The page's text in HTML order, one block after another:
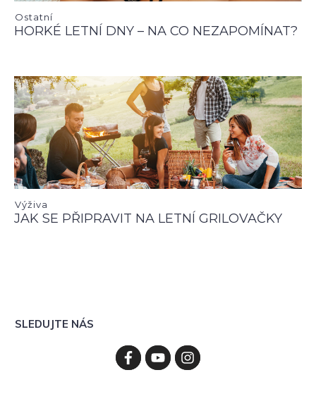
Ostatní
HORKÉ LETNÍ DNY – NA CO NEZAPOMÍNAT?
Výživa
JAK SE PŘIPRAVIT NA LETNÍ GRILOVAČKY
SLEDUJTE NÁS